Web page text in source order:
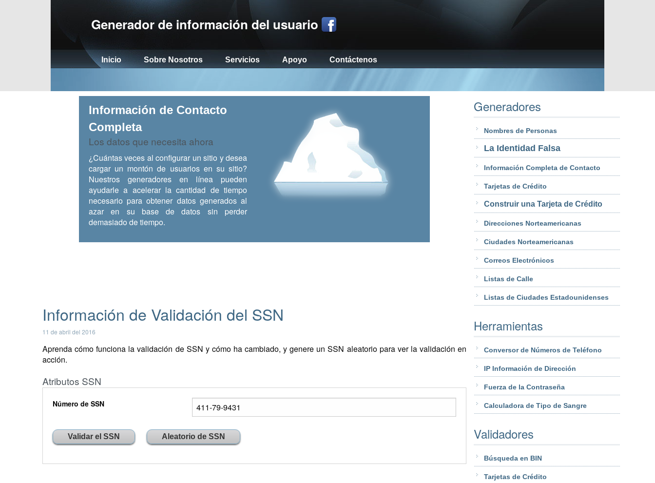
Generador de información del usuario
Inicio Sobre Nosotros Servicios Apoyo Contáctenos
Información de Contacto
Completa
Los datos que necesita ahora
¿Cuántas veces al configurar un sitio y desea
cargar un montón de usuarios en su sitio?
Nuestros generadores en línea pueden
ayudarle a acelerar la cantidad de tiempo
necesario para obtener datos generados al
azar en su base de datos sin perder
demasiado de tiempo.
Información de Validación del SSN
11 de abril del 2016
Aprenda cómo funciona la validación de SSN y cómo ha cambiado, y genere un SSN aleatorio para ver la validación en
acción.
Atributos SSN
Número de SSN
Generadores
Nombres de Personas
La Identidad Falsa
Información Completa de Contacto
Tarjetas de Crédito
Construir una Tarjeta de Crédito
Direcciones Norteamericanas
Ciudades Norteamericanas
Correos Electrónicos
Listas de Calle
Listas de Ciudades Estadounidenses
Herramientas
Conversor de Números de Teléfono
IP Información de Dirección
Fuerza de la Contraseña
Calculadora de Tipo de Sangre
Validadores
Búsqueda en BIN
Tarjetas de Crédito